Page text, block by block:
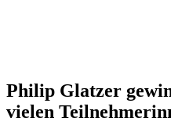
Philip Glatzer
vielen